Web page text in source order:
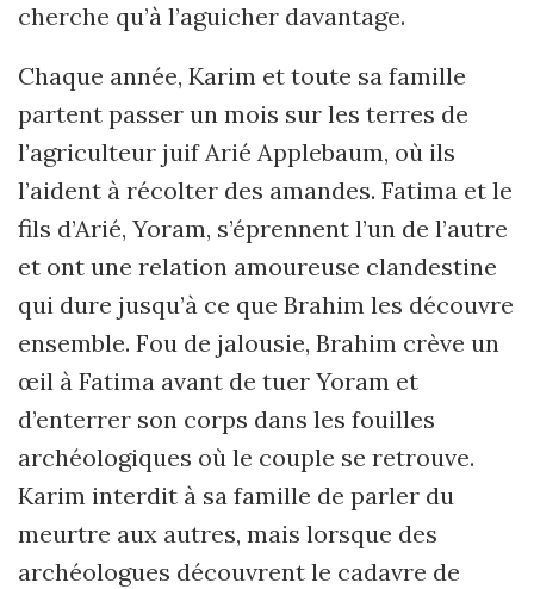
cherche qu’à l’aguicher davantage.
Chaque année, Karim et toute sa famille
partent passer un mois sur les terres de
l’agriculteur juif Arié Applebaum, où ils
l’aident à récolter des amandes. Fatima et le
fils d’Arié, Yoram, s’éprennent l’un de l’autre
et ont une relation amoureuse clandestine
qui dure jusqu’à ce que Brahim les découvre
ensemble. Fou de jalousie, Brahim crève un
œil à Fatima avant de tuer Yoram et
d’enterrer son corps dans les fouilles
archéologiques où le couple se retrouve.
Karim interdit à sa famille de parler du
meurtre aux autres, mais lorsque des
archéologues découvrent le cadavre de